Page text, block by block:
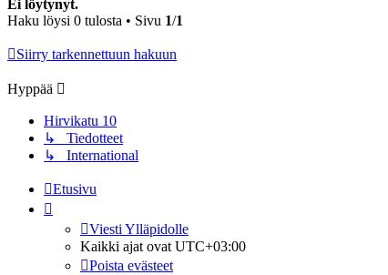
Ei löytynyt.
Haku löysi 0 tulosta • Sivu 1/1
Siirry tarkennettuun hakuun
Hyppää
Hirvikatu 10
↳ Tiedotteet
↳ International
Etusivu
Viesti Ylläpidolle
Kaikki ajat ovat UTC+03:00
Poista evästeet